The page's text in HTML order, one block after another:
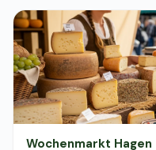
Wochenmarkt Hagen